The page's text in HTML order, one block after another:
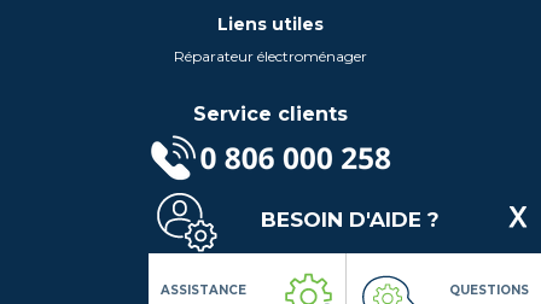
Liens utiles
Réparateur électroménager
Service clients
(Service gratuit + prix d'un appel local)
Lundi au Vendredi de 9h à 18h
Contactez-Nous
Suivez-nous
BESOIN D'AIDE ?
ASSISTANCE QUESTIONS